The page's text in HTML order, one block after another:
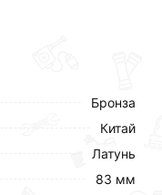
Бронза
Китай
Латунь
83 мм